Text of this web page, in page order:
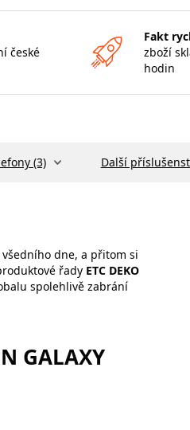
české
Fakt
zboží
hodin
(3) Další
dne, a přitom si
řady ETC DEKO
spolehlivě zabrání
GALAXY